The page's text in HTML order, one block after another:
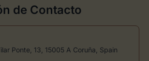
de Contacto
Ponte, 13, 15005 A Coruña, Spain